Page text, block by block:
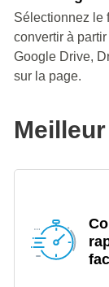
Sélectionnez le
convertir à
Google Drive,
sur la page.